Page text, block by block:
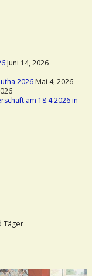
Juni 14, 2026
2026Mai 4, 2026
am 18.4.2026 in
Täger